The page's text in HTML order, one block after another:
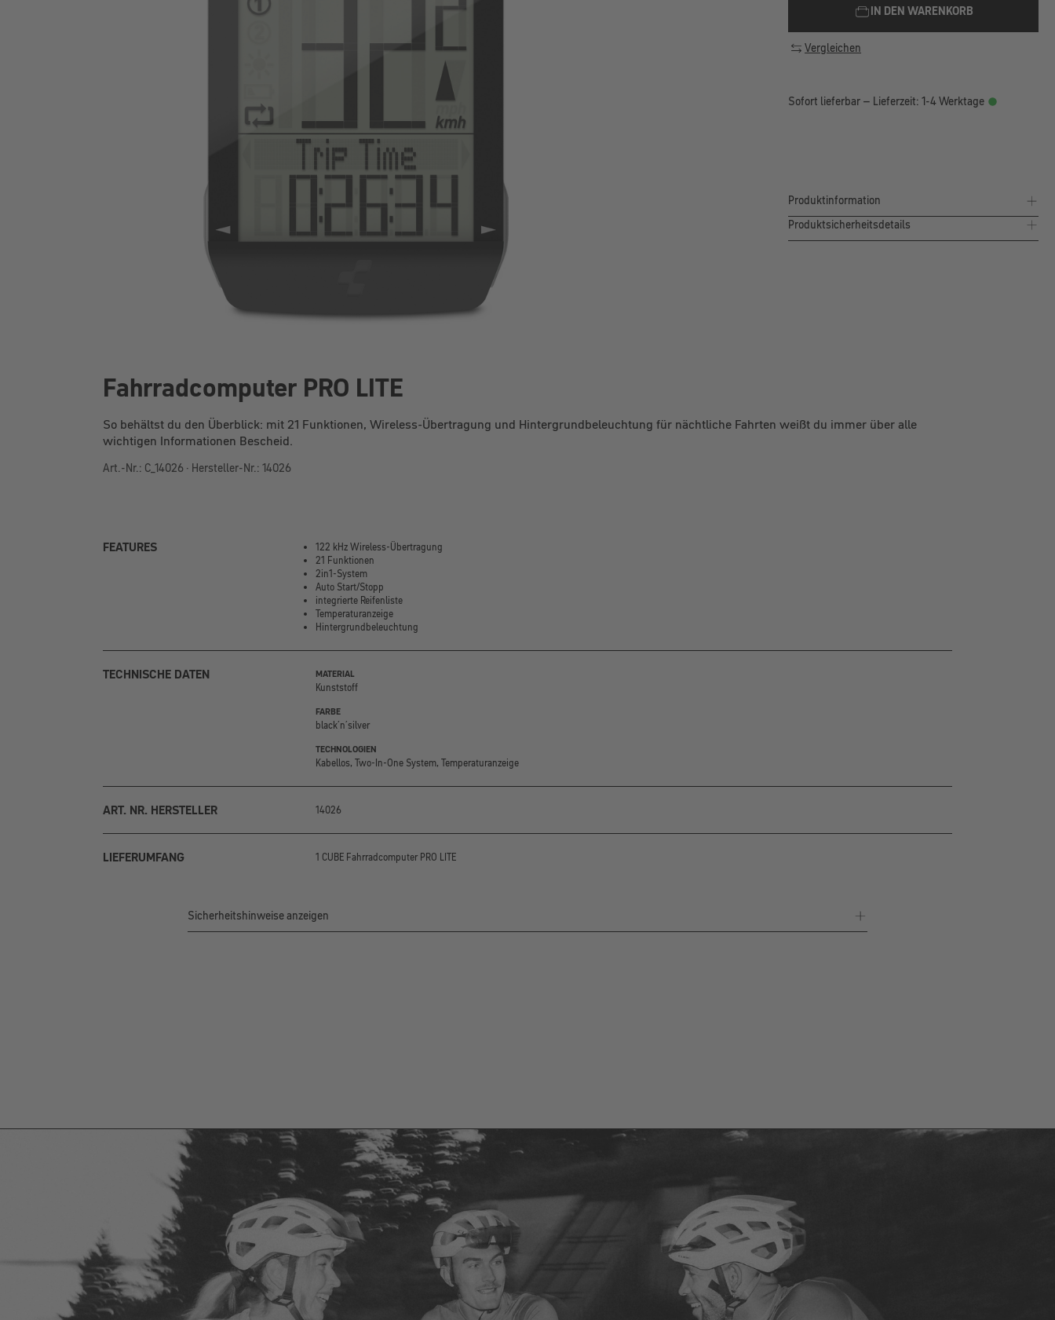
IN DEN WARENKORB
Vergleichen
Sofort lieferbar – Lieferzeit: 1-4 Werktage
Produktinformation
Produktsicherheitsdetails
Fahrradcomputer PRO LITE
So behältst du den Überblick: mit 21 Funktionen, Wireless-Übertragung und Hintergrundbeleuchtung für nächtliche Fahrten weißt du immer über alle
wichtigen Informationen Bescheid.
Art.-Nr.: C_14026 · Hersteller-Nr.: 14026
FEATURES
122 kHz Wireless-Übertragung
21 Funktionen
2in1-System
Auto Start/Stopp
integrierte Reifenliste
Temperaturanzeige
Hintergrundbeleuchtung
TECHNISCHE DATEN MATERIAL
Kunststoff
FARBE
black´n´silver
TECHNOLOGIEN
Kabellos, Two-In-One System, Temperaturanzeige
ART. NR. HERSTELLER 14026
LIEFERUMFANG 1 CUBE Fahrradcomputer PRO LITE
Sicherheitshinweise anzeigen